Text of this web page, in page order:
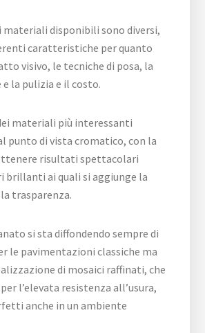
disponibili sono diversi,
caratteristiche per quanto
visivo, le tecniche di posa, la
la pulizia e il costo.
materiali più interessanti
punto di vista cromatico, con la
risultati spettacolari
brillanti ai quali si aggiunge la
trasparenza.
si sta diffondendo sempre di
le pavimentazioni classiche ma
di mosaici raffinati, che
l’elevata resistenza all’usura,
anche in un ambiente